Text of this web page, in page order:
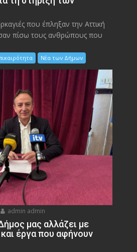
που έπληξαν την Αττική
πίσω τους ανθρώπους που
Νέα των Δήμων
admin admin
μας αλλάζει με
έργα που αφήνουν